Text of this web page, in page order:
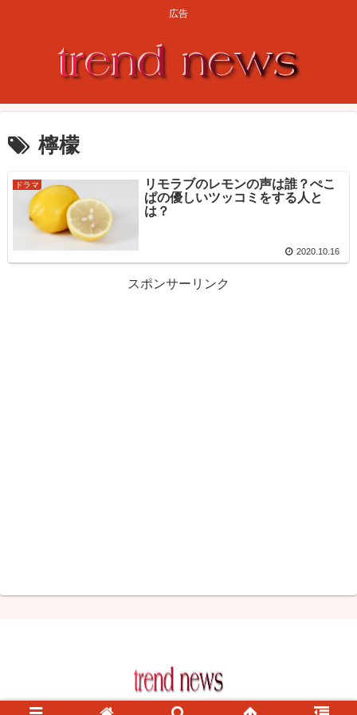
広告
檸檬
ドラマ
リモラブのレモンの声は誰？ぺこ
ぱの優しいツッコミをする人と
は？
2020.10.16
スポンサーリンク